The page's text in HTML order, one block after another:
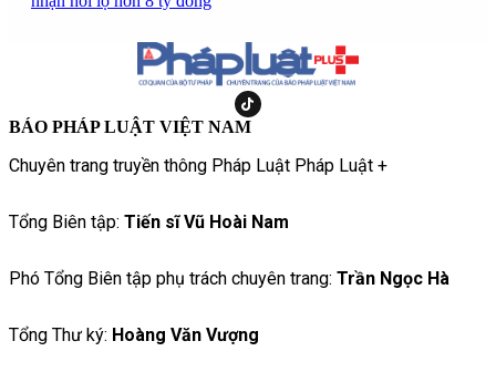
BÁO PHÁP LUẬT VIỆT NAM
Chuyên trang truyền thông Pháp Luật Pháp Luật +
Tổng Biên tập: Tiến sĩ Vũ Hoài Nam
Phó Tổng Biên tập phụ trách chuyên trang: Trần Ngọc Hà
Tổng Thư ký: Hoàng Văn Vượng